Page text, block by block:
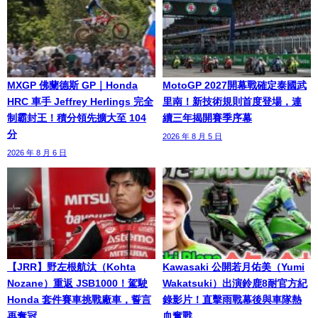
MXGP 佛蘭德斯 GP｜Honda
HRC 車手 Jeffrey Herlings 完全
制霸封王！積分領先擴大至 104
分
2026 年 8 月 6 日
MotoGP 2027開幕戰確定泰國武
里南！新技術規則首度登場，連
續三年揭開賽季序幕
2026 年 8 月 5 日
【JRR】野左根航汰（Kohta
Nozane）重返 JSB1000！駕駛
Honda 套件賽車挑戰廠車，誓言
再奪冠
Kawasaki 公開若月佑美（Yumi
Wakatsuki）出演鈴鹿8耐官方紀
錄影片！直擊雨戰幕後與車隊熱
血奮戰